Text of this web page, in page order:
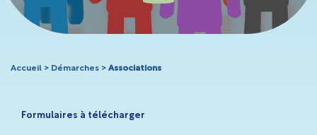
Accueil > Démarches > Associations
Formulaires à télécharger